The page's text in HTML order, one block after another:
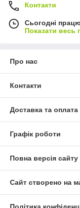
Контакти
Сьогодні
Показати весь
Про нас
Контакти
Доставка та оплата
Графік роботи
Повна версія сайту
Сайт створено на